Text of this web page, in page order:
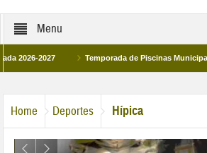
Menu
2027 Temporada de Piscinas Municipales 2026
Home Deportes Hípica